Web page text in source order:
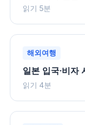
읽기 5분
해외여행
일본 입국·비자
읽기 4분